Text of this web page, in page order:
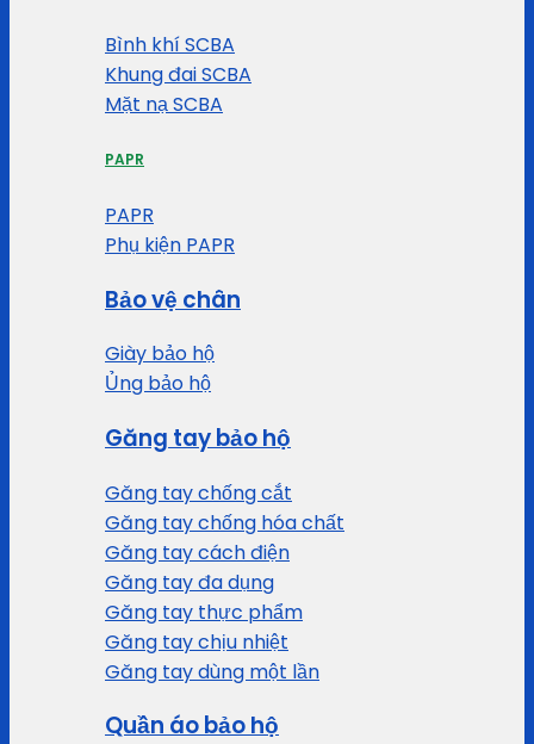
Bình khí SCBA
Khung đai SCBA
Mặt nạ SCBA
PAPR
PAPR
Phụ kiện PAPR
Bảo vệ chân
Giày bảo hộ
Ủng bảo hộ
Găng tay bảo hộ
Găng tay chống cắt
Găng tay chống hóa chất
Găng tay cách điện
Găng tay đa dụng
Găng tay thực phẩm
Găng tay chịu nhiệt
Găng tay dùng một lần
Quần áo bảo hộ